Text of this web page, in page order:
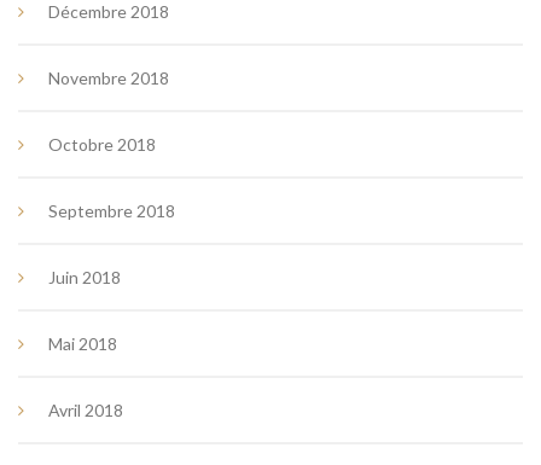
Décembre 2018
Novembre 2018
Octobre 2018
Septembre 2018
Juin 2018
Mai 2018
Avril 2018